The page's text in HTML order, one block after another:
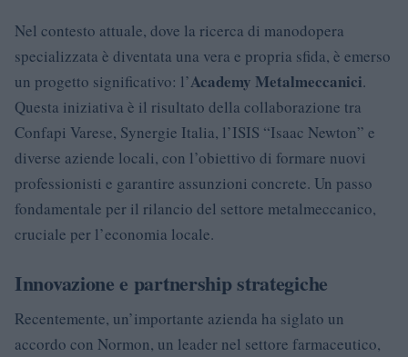
Nel contesto attuale, dove la ricerca di manodopera
specializzata è diventata una vera e propria sfida, è emerso
un progetto significativo: l’Academy Metalmeccanici.
Questa iniziativa è il risultato della collaborazione tra
Confapi Varese, Synergie Italia, l’ISIS “Isaac Newton” e
diverse aziende locali, con l’obiettivo di formare nuovi
professionisti e garantire assunzioni concrete. Un passo
fondamentale per il rilancio del settore metalmeccanico,
cruciale per l’economia locale.
Innovazione e partnership strategiche
Recentemente, un’importante azienda ha siglato un
accordo con Normon, un leader nel settore farmaceutico,